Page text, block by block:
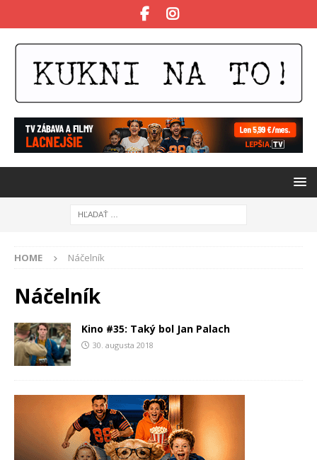
HOME Náčelník
Náčelník
Kino #35: Taký bol Jan Palach
30. augusta 2018